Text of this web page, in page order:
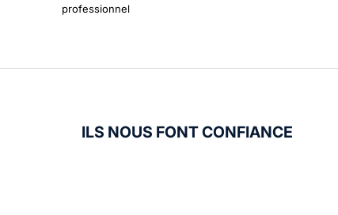
professionnel
ILS NOUS FONT CONFIANCE